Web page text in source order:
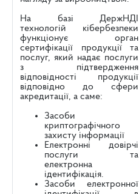
На базі ДержНДІ
технологій кібербезпеки
функціонує орган
сертифікації продукції та
послуг, який надає послуги
з підтвердження
відповідності продукції
відповідно до сфери
акредитації, а саме:
Засоби
криптографічного
захисту інформації
Електронні довірчі
послуги та
електронна
ідентифікація.
Засоби електронної